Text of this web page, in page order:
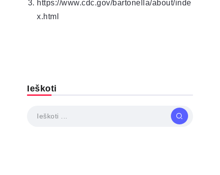
https://www.cdc.gov/bartonella/about/inde
x.html
Ieškoti